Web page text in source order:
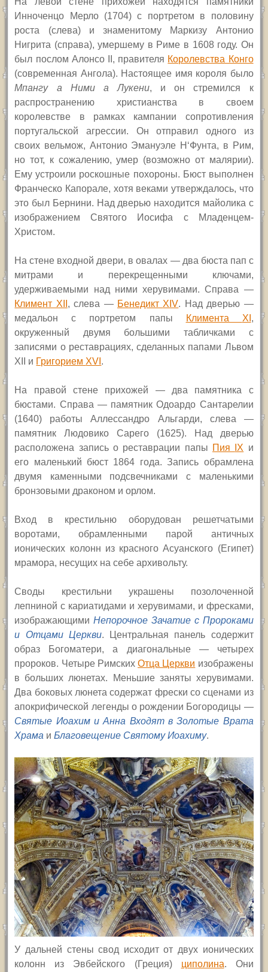
Инноченцо Мерло (1704) с портретом в половину
роста (слева) и знаменитому Маркизу Антонио
Нигрита (справа), умершему в Риме в 1608 году. Он
был послом Алонсо
II, правителя Королевства Конго
(современная Ангола). Настоящее имя короля было
Мпангу а Ними а Лукени, и он стремился к
распространению христианства в своем
королевстве в рамках кампании сопротивления
португальской агрессии. Он отправил одного из
своих вельмож, Антонио Эмануэле Н ‘Фунта, в Рим,
но тот, к сожалению, умер (возможно от малярии).
Ему устроили роскошные похороны. Бюст выполнен
Франческо Капорале, хотя веками утверждалось, что
это был Бернини. Над дверью находится майолика с
изображением Святого Иосифа с Младенцем-
Христом.
На стене входной двери, в овалах — два бюста пап с
митрами и перекрещенными ключами,
удерживаемыми над ними херувимами. Справа —
Климент XII ,слева — Бенедикт XIV. Над дверью —
медальон с портретом папы
Климента XI ,
окруженный двумя большими табличками с
записями о реставрациях, сделанных папами Львом
XII и Григорием XVI .
На правой стене прихожей — два памятника с
бюстами. Справа — памятник Одоардо Сантарелии
(1640) работы Аллессандро Альгарди, слева —
памятник Людовико Сарего (1625). Над дверью
расположена запись о реставрации папы Пия IX и
его маленький бюст 1864 года. Запись обрамлена
двумя каменными подсвечниками с маленькими
бронзовыми драконом и орлом.
Вход в крестильню оборудован решетчатыми
воротами, обрамленными парой античных
ионических колонн из красного Асуанского (Египет)
мрамора, несущих на себе архивольту.
Своды крестильни украшены позолоченной
лепниной с кариатидами и херувимами, и фресками,
изображающимиНепорочное Зачатие с Пророками
и Отцами Церкви. Центральная панель содержит
образ Богоматери, а диагональные — четырех
пророков. Четыре РимскихОтца Церкви изображены
в больших люнетах. Меньшие заняты херувимами.
Два боковых люнета содержат фрески со сценами из
апокрифической легенды о рождении Богородицы —
Святые Иоахим и Анна Входят в Золотые Врата
Храма иБлаговещение Святому Иоахиму.
У дальней стены свод исходит от двух ионических
колонн из Эвбейского (Греция) циполина. Они